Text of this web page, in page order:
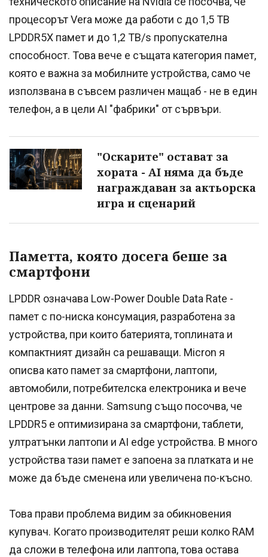
процесорът Vera може да работи с до 1,5 TB
LPDDR5X памет и до 1,2 TB/s пропускателна
способност. Това вече е същата категория памет,
която е важна за мобилните устройства, само че
използвана в съвсем различен мащаб - не в един
телефон, а в цели AI "фабрики" от сървъри.
"Оскарите" остават за
хората - AI няма да бъде
награждаван за актьорска
игра и сценарий
Паметта, която досега беше за
смартфони
LPDDR означава Low-Power Double Data Rate -
памет с по-ниска консумация, разработена за
устройства, при които батерията, топлината и
компактният дизайн са решаващи. Micron я
описва като памет за смартфони, лаптопи,
автомобили, потребителска електроника и вече
центрове за данни. Samsung също посочва, че
LPDDR5 е оптимизирана за смартфони, таблети,
ултратънки лаптопи и AI edge устройства. В много
устройства тази памет е запоена за платката и не
може да бъде сменена или увеличена по-късно.
Това прави проблема видим за обикновения
купувач. Когато производителят реши колко RAM
да сложи в телефона или лаптопа, това остава